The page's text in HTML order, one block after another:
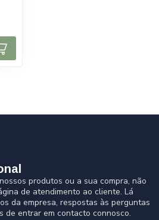
produtos ou a sua compra, não
de atendimento ao cliente. Lá
da empresa, respostas às perguntas
de entrar em contacto connosco.